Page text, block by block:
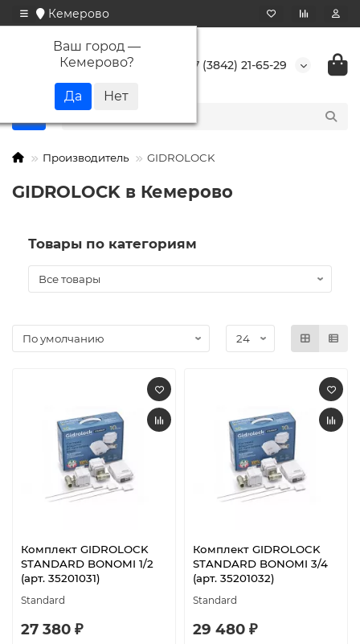
Кемерово
Ваш город —
Кемерово? +7 (3842) 21-65-29
Производитель GIDROLOCK
GIDROLOCK в Кемерово
Товары по категориям
Комплект GIDROLOCK
STANDARD BONOMI 1/2
(арт. 35201031)
Standard
27 380 ₽
Комплект GIDROLOCK
STANDARD BONOMI 3/4
(арт. 35201032)
Standard
29 480 ₽